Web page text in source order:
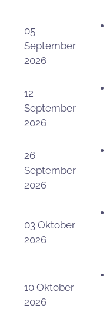
05
September
2026
12
September
2026
26
September
2026
03 Oktober
2026
10 Oktober
2026